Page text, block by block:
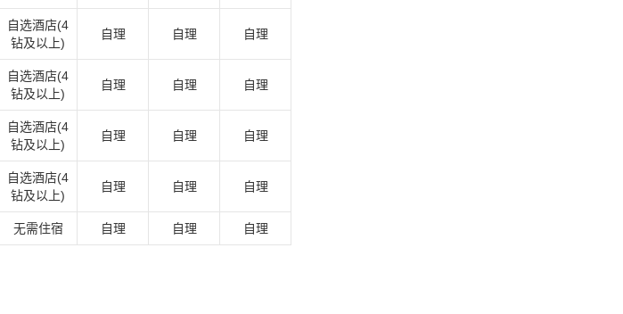
自选酒店(4
钻及以上)
自理 自理 自理
自选酒店(4
钻及以上)
自理 自理 自理
自选酒店(4
钻及以上)
自理 自理 自理
自选酒店(4
钻及以上)
自理 自理 自理
无需住宿 自理 自理 自理